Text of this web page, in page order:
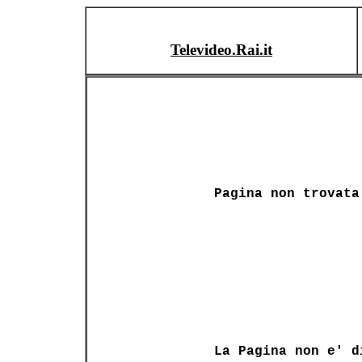
Televideo.Rai.it
Pagina non trovata
La Pagina non e'